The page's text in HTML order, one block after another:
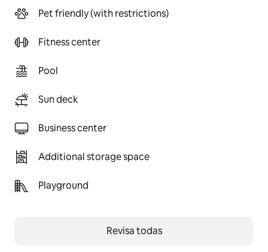
Pet friendly (with restrictions)
Fitness center
Pool
Sun deck
Business center
Additional storage space
Playground
Revisa todas